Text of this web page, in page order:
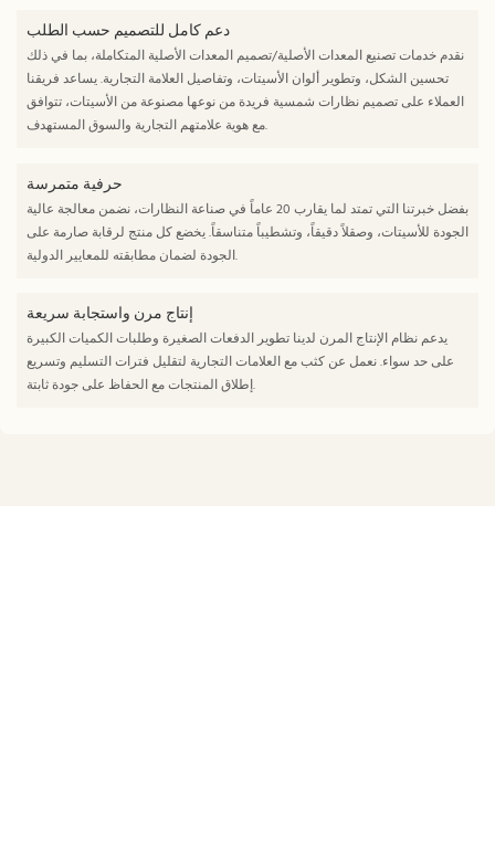
دعم كامل للتصميم حسب الطلب
نقدم خدمات تصنيع المعدات الأصلية/تصميم المعدات الأصلية المتكاملة، بما في ذلك
تحسين الشكل، وتطوير ألوان الأسيتات، وتفاصيل العلامة التجارية. يساعد فريقنا
العملاء على تصميم نظارات شمسية فريدة من نوعها مصنوعة من الأسيتات، تتوافق
مع هوية علامتهم التجارية والسوق المستهدف.
حرفية متمرسة
بفضل خبرتنا التي تمتد لما يقارب 20 عاماً في صناعة النظارات، نضمن معالجة عالية
الجودة للأسيتات، وصقلاً دقيقاً، وتشطيباً متناسقاً. يخضع كل منتج لرقابة صارمة على
الجودة لضمان مطابقته للمعايير الدولية.
إنتاج مرن واستجابة سريعة
يدعم نظام الإنتاج المرن لدينا تطوير الدفعات الصغيرة وطلبات الكميات الكبيرة
على حد سواء. نعمل عن كثب مع العلامات التجارية لتقليل فترات التسليم وتسريع
إطلاق المنتجات مع الحفاظ على جودة ثابتة.